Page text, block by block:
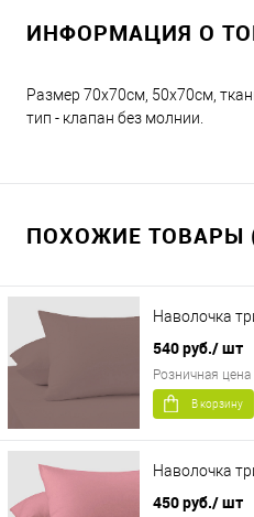
ИНФОРМАЦИЯ О
Размер 70х70см, 50х70см,
тип - клапан без молнии.
ПОХОЖИЕ ТОВАРЫ
Наволочка
540 руб./ шт
Розничная цена
В корзину
Наволочка
450 руб./ шт